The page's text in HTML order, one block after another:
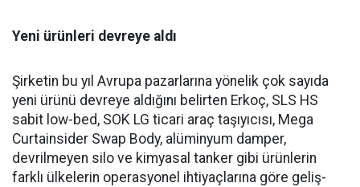
Yeni ürünleri devreye aldı
Şirketin bu yıl Avrupa pazar­larına yönelik çok sayıda
yeni ürünü devreye aldığını belirten Erkoç, SLS HS
sabit low-bed, SOK LG ticari araç taşıyıcısı, Mega
Curtainsider Swap Body, alüminyum damper,
devrilme­yen silo ve kimyasal tanker gibi ürünlerin
farklı ülkelerin ope­rasyonel ihtiyaçlarına göre geliş­